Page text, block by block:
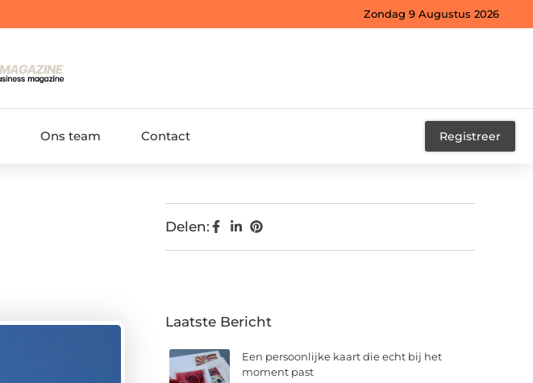
Zondag 9 Augustus 2026
Ons team Contact Registreer
Delen:
Laatste Bericht
Een persoonlijke kaart die echt bij het
moment past